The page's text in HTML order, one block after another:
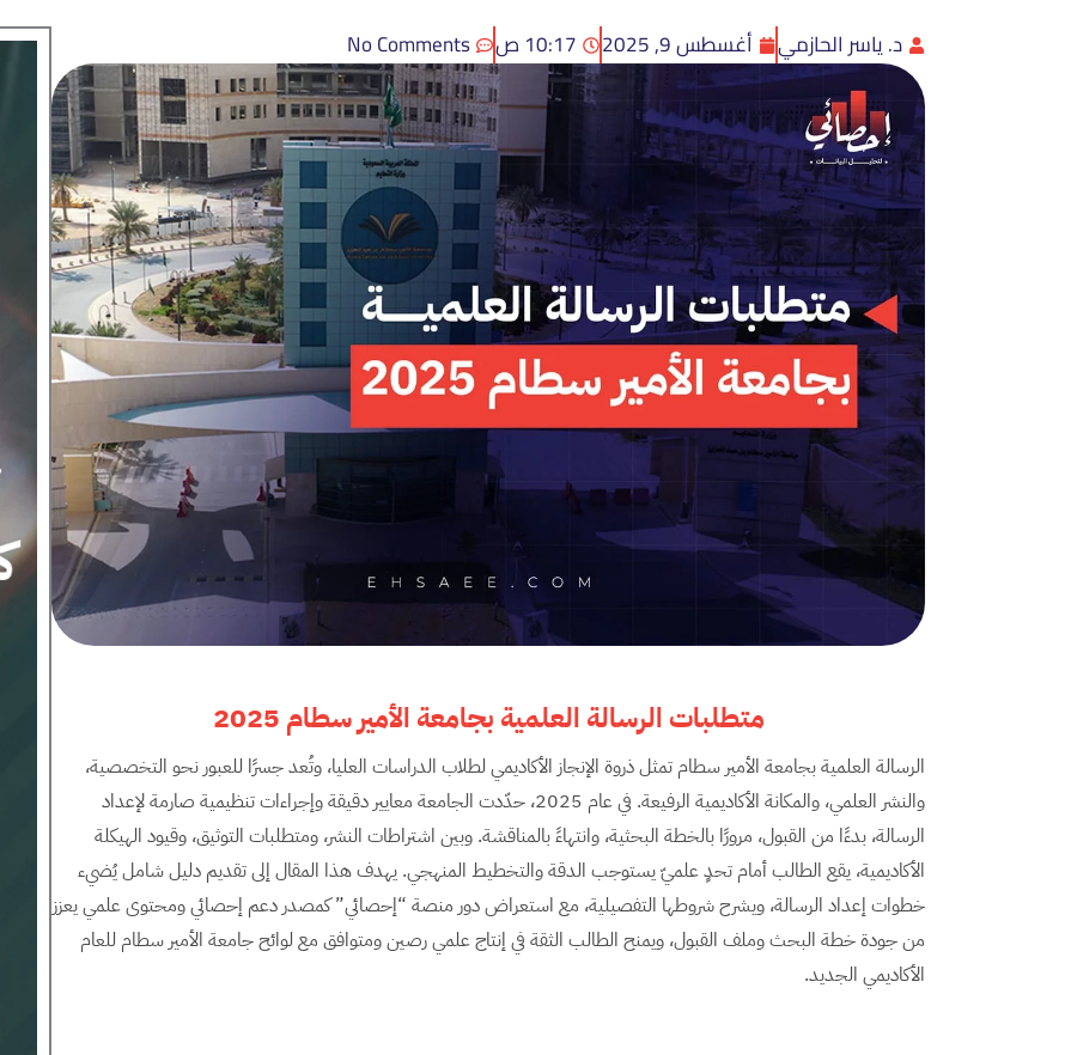
د. ياسر الحازمي أغسطس 9, 2025 10:17 ص No Comments
متطلبات الرسالة العلمية بجامعة الأمير سطام 2025
الرسالة العلمية بجامعة الأمير سطام تمثل ذروة الإنجاز الأكاديمي لطلاب الدراسات العليا، وتُعد جسرًا للعبور نحو التخصصية،
والنشر العلمي، والمكانة الأكاديمية الرفيعة. في عام 2025، حدّدت الجامعة معايير دقيقة وإجراءات تنظيمية صارمة لإعداد
الرسالة، بدءًا من القبول، مرورًا بالخطة البحثية، وانتهاءً بالمناقشة. وبين اشتراطات النشر، ومتطلبات التوثيق، وقيود الهيكلة
الأكاديمية، يقع الطالب أمام تحدٍ علميّ يستوجب الدقة والتخطيط المنهجي. يهدف هذا المقال إلى تقديم دليل شامل يُضيء
خطوات إعداد الرسالة، ويشرح شروطها التفصيلية، مع استعراض دور منصة “إحصائي” كمصدر دعم إحصائي ومحتوى علمي يعزز
من جودة خطة البحث وملف القبول، ويمنح الطالب الثقة في إنتاج علمي رصين ومتوافق مع لوائح جامعة الأمير سطام للعام
الأكاديمي الجديد.